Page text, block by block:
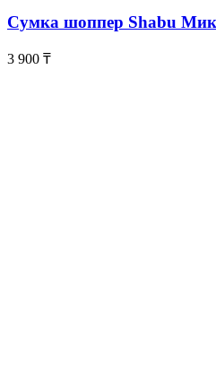
Сумка шоппер Shabu
3 900 ₸